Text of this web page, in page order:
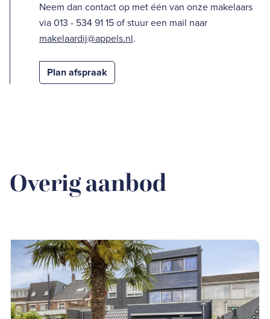
Neem dan contact op met één van onze makelaars
via 013 - 534 91 15 of stuur een mail naar
makelaardij@appels.nl.
Plan afspraak
Overig aanbod